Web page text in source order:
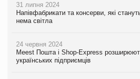
31 липня 2024
Напівфабрикати та консерви, які
нема світла
24 червня 2024
Meest Пошта і Shop-Express
українських підприємців